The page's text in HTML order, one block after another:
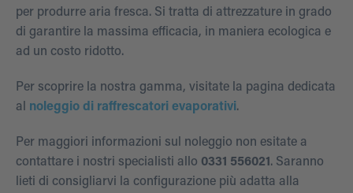
per produrre aria fresca. Si tratta di attrezzature in grado
di garantire la massima efficacia, in maniera ecologica e
ad un costo ridotto.
Per scoprire la nostra gamma, visitate la pagina dedicata
al noleggio di raffrescatori evaporativi.
Per maggiori informazioni sul noleggio non esitate a
contattare i nostri specialisti allo 0331 556021 . Saranno
lieti di consigliarvi la configurazione più adatta alla